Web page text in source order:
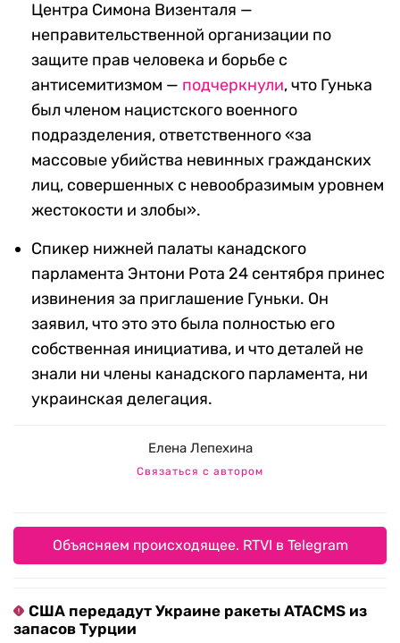
Центра Симона Визенталя —
неправительственной организации по
защите прав человека и борьбе с
антисемитизмом — подчеркнули, что Гунька
был членом нацистского военного
подразделения, ответственного «за
массовые убийства невинных гражданских
лиц, совершенных с невообразимым уровнем
жестокости и злобы».
Спикер нижней палаты канадского
парламента Энтони Рота 24 сентября принес
извинения за приглашение Гуньки. Он
заявил, что это это была полностью его
собственная инициатива, и что деталей не
знали ни члены канадского парламента, ни
украинская делегация.
Елена Лепехина
Связаться с автором
Объясняем происходящее. RTVI в Telegram
США передадут Украине ракеты ATACMS из
запасов Турции